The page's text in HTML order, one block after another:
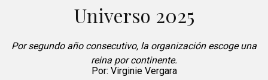
Universo 2025
Por segundo año consecutivo, la organización escoge una
reina por continente.
Por: Virginie Vergara